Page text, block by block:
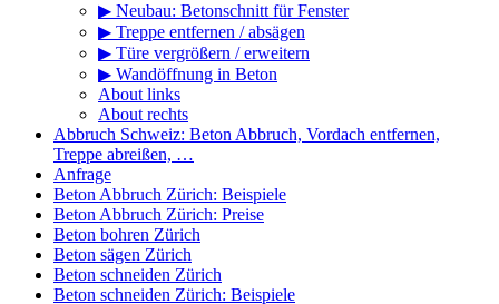
▶ Neubau: Betonschnitt für Fenster
▶ Treppe entfernen / absägen
▶ Türe vergrößern / erweitern
▶ Wandöffnung in Beton
About links
About rechts
Abbruch Schweiz: Beton Abbruch, Vordach entfernen,
Treppe abreißen, …
Anfrage
Beton Abbruch Zürich: Beispiele
Beton Abbruch Zürich: Preise
Beton bohren Zürich
Beton sägen Zürich
Beton schneiden Zürich
Beton schneiden Zürich: Beispiele